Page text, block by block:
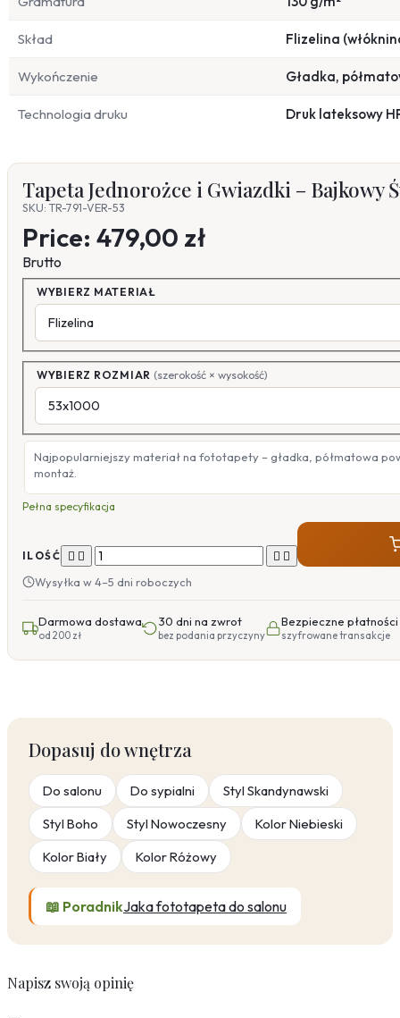
Skład Flizelina
Wykończenie Gładka,
Technologia druku Druk lateksowy
Tapeta Jednorożce i Gwiazdki – Bajkowy
SKU: TR-791-VER-53
Price: 479,00 zł
Brutto
WYBIERZ MATERIAŁ
WYBIERZ ROZMIAR (szerokość × wysokość)
Najpopularniejszy materiał na fototapety – gładka, półmatowa
montaż.
Pełna specyfikacja
ILOŚĆ    
Wysyłka w 4–5 dni roboczych
Darmowa dostawa
od 200 zł
30 dni na zwrot
bez podania przyczyny
Bezpieczne płatności
szyfrowane transakcje
Dopasuj do wnętrza
Do salonu Do sypialni
Styl Skandynawski
Styl Boho
Styl Nowoczesny
Kolor Niebieski
Kolor Biały
Kolor Różowy
📖 PoradnikJaka fototapeta do salonu
Napisz swoją opinię